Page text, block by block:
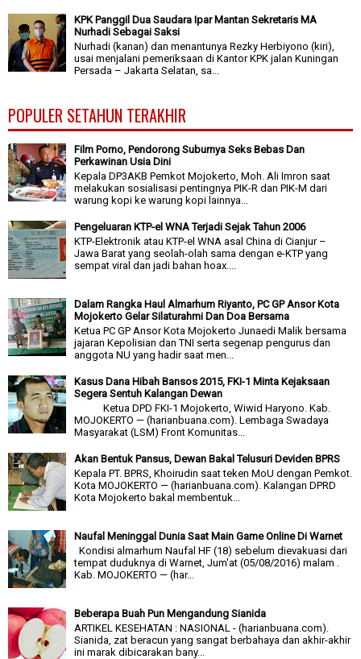
KPK Panggil Dua Saudara Ipar Mantan Sekretaris MA
Nurhadi Sebagai Saksi
Nurhadi (kanan) dan menantunya Rezky Herbiyono (kiri),
usai menjalani pemeriksaan di Kantor KPK jalan Kuningan
Persada – Jakarta Selatan, sa...
POPULER SETAHUN TERAKHIR
Film Porno, Pendorong Suburnya Seks Bebas Dan
Perkawinan Usia Dini
Kepala DP3AKB Pemkot Mojokerto, Moh. Ali Imron saat
melakukan sosialisasi pentingnya PIK-R dan PIK-M dari
warung kopi ke warung kopi lainnya...
Pengeluaran KTP-el WNA Terjadi Sejak Tahun 2006
KTP-Elektronik atau KTP-el WNA asal China di Cianjur –
Jawa Barat yang seolah-olah sama dengan e-KTP yang
sempat viral dan jadi bahan hoax....
Dalam Rangka Haul Almarhum Riyanto, PC GP Ansor Kota
Mojokerto Gelar Silaturahmi Dan Doa Bersama
Ketua PC GP Ansor Kota Mojokerto Junaedi Malik bersama
jajaran Kepolisian dan TNI serta segenap pengurus dan
anggota NU yang hadir saat men...
Kasus Dana Hibah Bansos 2015, FKI-1 Minta Kejaksaan
Segera Sentuh Kalangan Dewan
Ketua DPD FKI-1 Mojokerto, Wiwid Haryono. Kab.
MOJOKERTO — (harianbuana.com). Lembaga Swadaya
Masyarakat (LSM) Front Komunitas...
Akan Bentuk Pansus, Dewan Bakal Telusuri Deviden BPRS
Kepala PT. BPRS, Khoirudin saat teken MoU dengan Pemkot.
Kota MOJOKERTO — (harianbuana.com). Kalangan DPRD
Kota Mojokerto bakal membentuk...
Naufal Meninggal Dunia Saat Main Game Online Di Warnet
Kondisi almarhum Naufal HF (18) sebelum dievakuasi dari
tempat duduknya di Warnet, Jum'at (05/08/2016) malam .
Kab. MOJOKERTO — (har...
Beberapa Buah Pun Mengandung Sianida
ARTIKEL KESEHATAN : NASIONAL - (harianbuana.com).
Sianida, zat beracun yang sangat berbahaya dan akhir-akhir
ini marak dibicarakan bany...